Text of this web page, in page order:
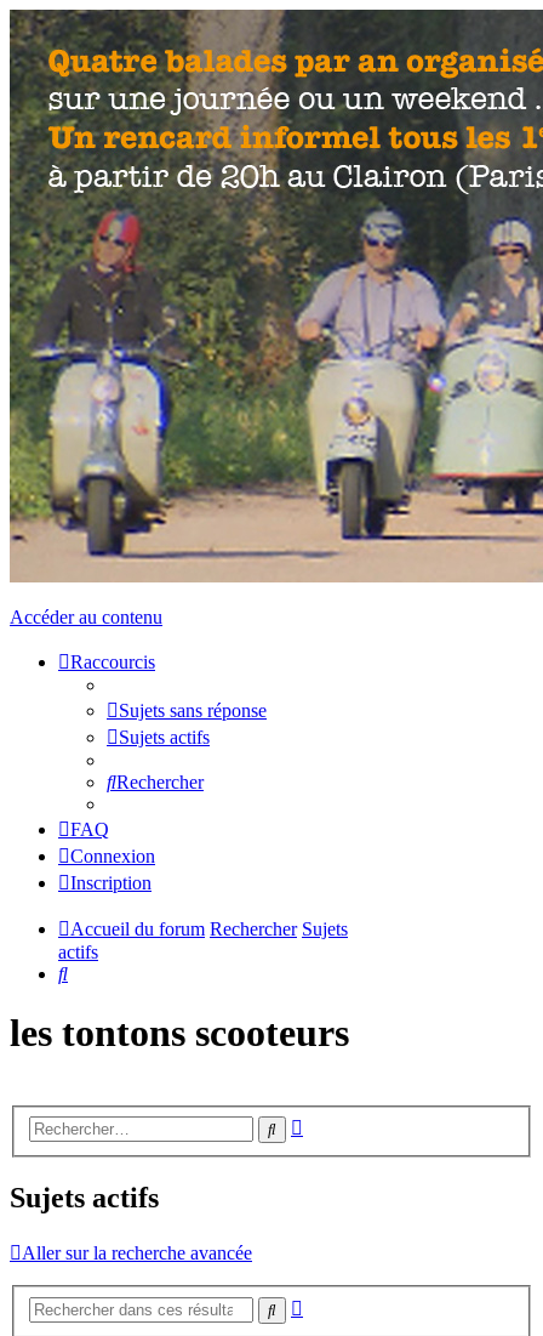
Accéder au contenu
Raccourcis
Sujets sans réponse
Sujets actifs
Rechercher
FAQ
Connexion
Inscription
Accueil du forum Rechercher Sujets
actifs
Rechercher
les tontons scooteurs
Rechercher
Sujets actifs
Aller sur la recherche avancée
Rechercher